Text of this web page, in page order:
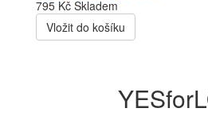
795 Kč Skladem
Vložit do košíku